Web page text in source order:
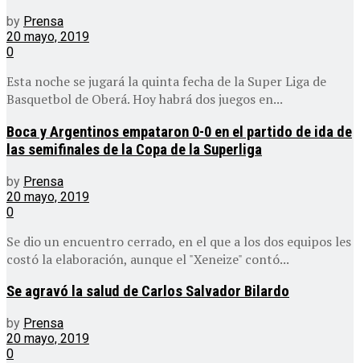
by Prensa
20 mayo, 2019
0
Esta noche se jugará la quinta fecha de la Super Liga de
Basquetbol de Oberá. Hoy habrá dos juegos en...
Boca y Argentinos empataron 0-0 en el partido de ida de
las semifinales de la Copa de la Superliga
by Prensa
20 mayo, 2019
0
Se dio un encuentro cerrado, en el que a los dos equipos les
costó la elaboración, aunque el "Xeneize" contó...
Se agravó la salud de Carlos Salvador Bilardo
by Prensa
20 mayo, 2019
0